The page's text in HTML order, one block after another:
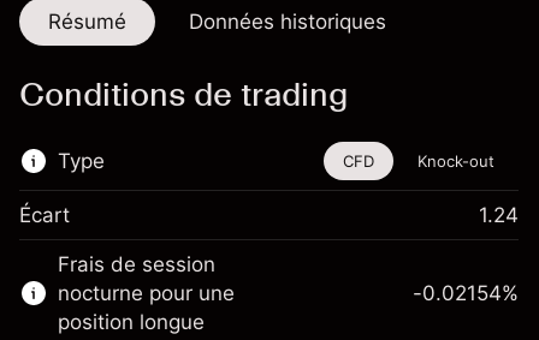
Résumé Données historiques
Conditions de trading
Type
Cet instrument financier est disponible pour
le trading via les CFD et les Knock-outs.
En savoir plus sur :
CFD Knock-out
Écart 1.24
Frais de session
nocturne pour une
position longue
-0.02154%